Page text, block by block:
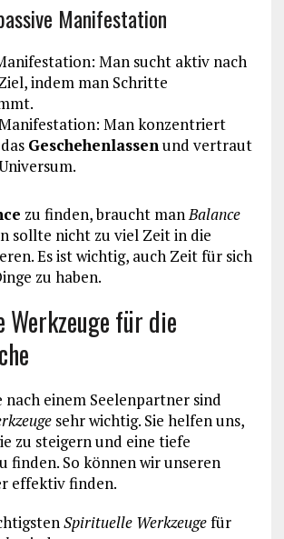
Manifestation
Man sucht aktiv nach
indem man Schritte
Man konzentriert
Geschehenlassenund vertraut
zu finden, braucht manBalance
sollte nicht zu viel Zeit in die
Es ist wichtig, auch Zeit für sich
zu haben.
für die
nach einem Seelenpartner sind
sehr wichtig. Sie helfen uns,
zu steigern und eine tiefe
finden. So können wir unseren
effektiv finden.
Spirituelle Werkzeugefür